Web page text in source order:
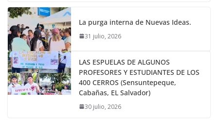
La purga interna de Nuevas Ideas.
31 julio, 2026
LAS ESPUELAS DE ALGUNOS
PROFESORES Y ESTUDIANTES DE LOS
400 CERROS (Sensuntepeque,
Cabañas, EL Salvador)
30 julio, 2026